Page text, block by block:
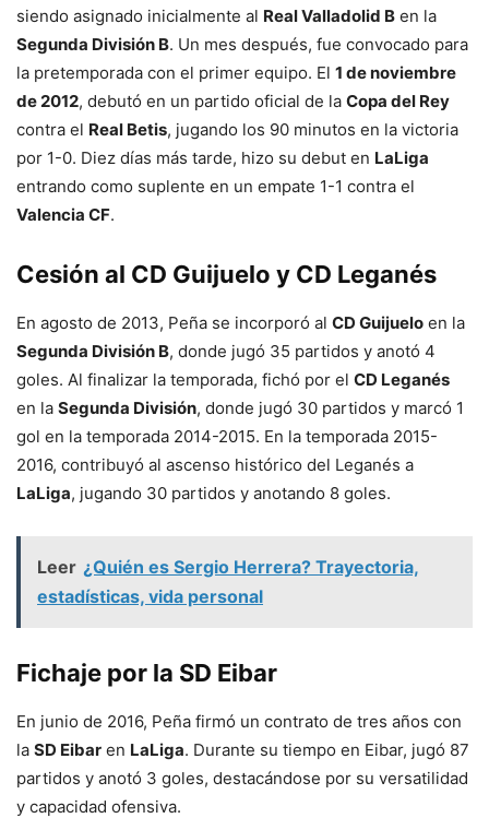
siendo asignado inicialmente al Real Valladolid B en la
Segunda División B. Un mes después, fue convocado para
la pretemporada con el primer equipo. El 1 de noviembre
de 2012, debutó en un partido oficial de la Copa del Rey
contra el Real Betis, jugando los 90 minutos en la victoria
por 1-0. Diez días más tarde, hizo su debut en LaLiga
entrando como suplente en un empate 1-1 contra el
Valencia CF.
Cesión al CD Guijuelo y CD Leganés
En agosto de 2013, Peña se incorporó al CD Guijuelo en la
Segunda División B, donde jugó 35 partidos y anotó 4
goles. Al finalizar la temporada, fichó por el CD Leganés
en la Segunda División, donde jugó 30 partidos y marcó 1
gol en la temporada 2014-2015. En la temporada 2015-
2016, contribuyó al ascenso histórico del Leganés a
LaLiga, jugando 30 partidos y anotando 8 goles.
Leer ¿Quién es Sergio Herrera? Trayectoria,
estadísticas, vida personal
Fichaje por la SD Eibar
En junio de 2016, Peña firmó un contrato de tres años con
la SD Eibar en LaLiga. Durante su tiempo en Eibar, jugó 87
partidos y anotó 3 goles, destacándose por su versatilidad
y capacidad ofensiva.